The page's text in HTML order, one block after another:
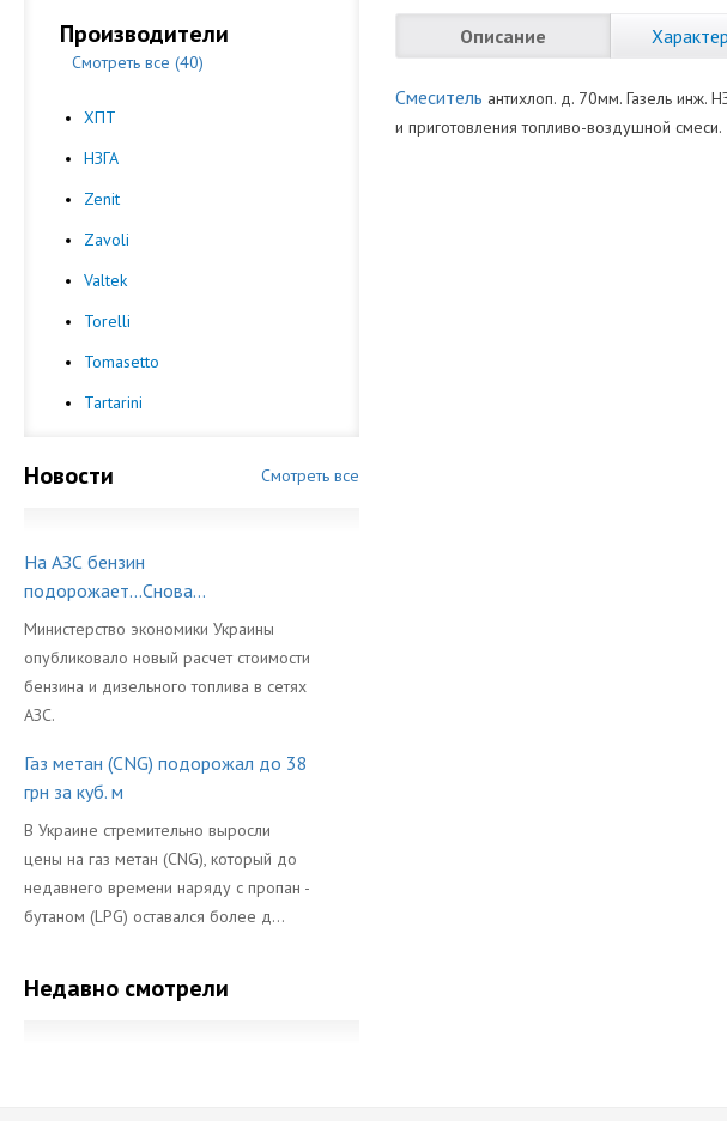
Производители
Смотреть все (40)
ХПТ
НЗГА
Zenit
Zavoli
Valtek
Torelli
Tomasetto
Tartarini
Новости Смотреть все
На АЗС бензин
подорожает...Снова...
Министерство экономики Украины
опубликовало новый расчет стоимости
бензина и дизельного топлива в сетях
АЗС.
Газ метан (CNG) подорожал до 38
грн за куб. м
В Украине стремительно выросли
цены на газ метан (CNG), который до
недавнего времени наряду с пропан -
бутаном (LPG) оставался более д...
Недавно смотрели
Описание
Смеситель антихлоп. д. 70мм. Газель инж.
и приготовления топливо-воздушной смеси.